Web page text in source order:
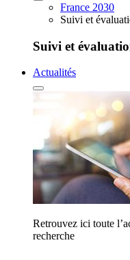
France 2030
Suivi et
Suivi et
Actualités
Retrouvez ici toute
recherche